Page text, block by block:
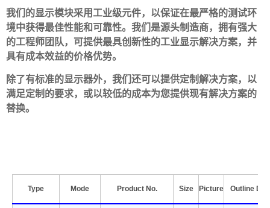
我们的显示模块采用工业级元件，以保证在最严格的测试环
境中获得最佳性能和可靠性。我们是源头制造商，拥有强大
的工程师团队，可提供最具创新性的工业显示解决方案，并
具有成本效益的价格优势。
除了有标准的显示器外，我们还可以提供定制解决方案，以
满足定制的要求，或以较低的成本为您提供现有解决方案的
替换。
Type Mode Product No. Size Picture Outline